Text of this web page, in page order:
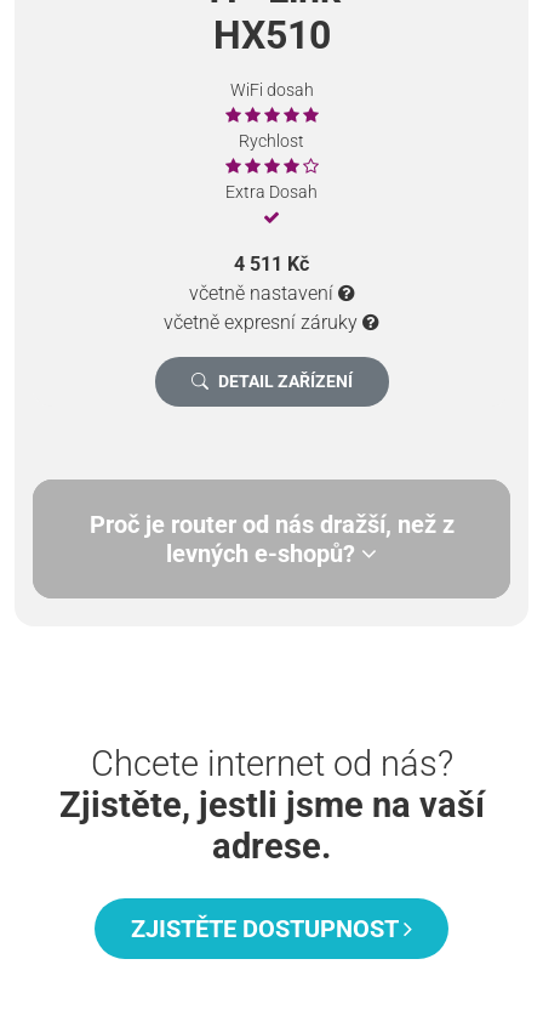
HX510
WiFi dosah
Rychlost
Extra Dosah
4 511 Kč
včetně nastavení
včetně expresní záruky
DETAIL ZAŘÍZENÍ
Proč je router od nás dražší, než z
levných e-shopů?
Chcete internet od nás?
Zjistěte, jestli jsme na vaší
adrese.
ZJISTĚTE DOSTUPNOST